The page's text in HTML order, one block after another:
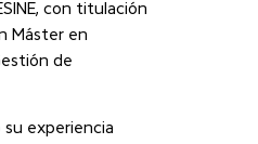
con titulación
Máster en
de
experiencia